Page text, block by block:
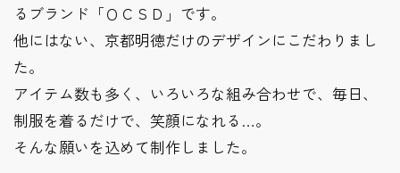
るブランド「ＯＣＳＤ」です。
他にはない、京都明徳だけのデザインにこだわりまし
た。
アイテム数も多く、いろいろな組み合わせで、毎日、
制服を着るだけで、笑顔になれる…。
そんな願いを込めて制作しました。